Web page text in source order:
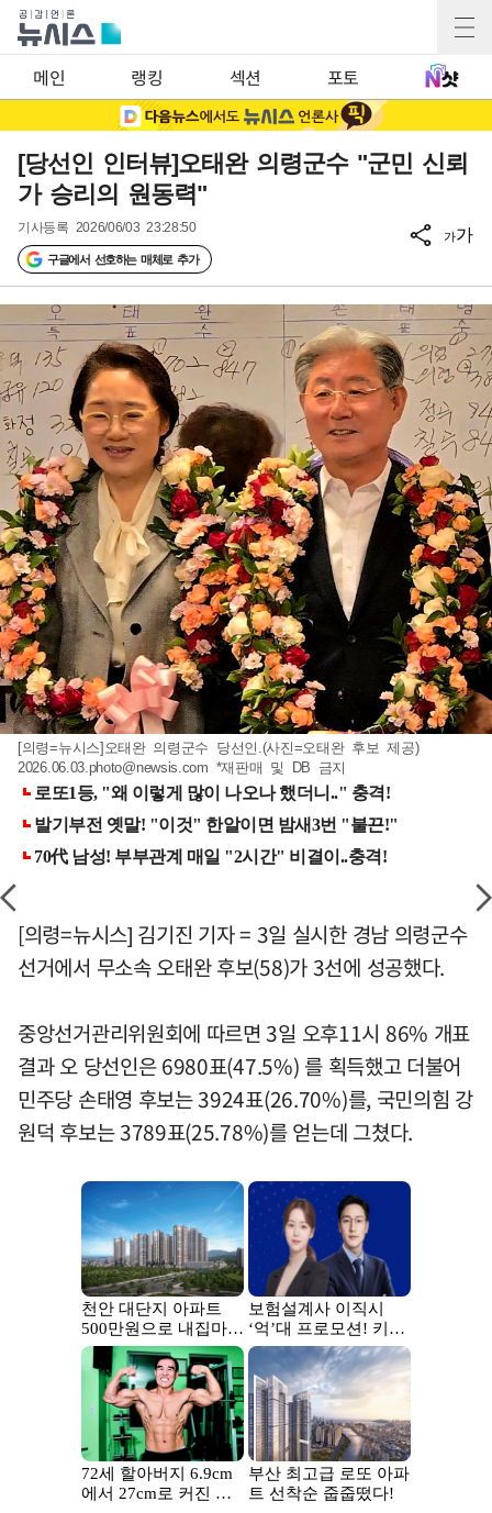
메인 랭킹 섹션 포토
[당선인 인터뷰]오태완 의령군수 "군민 신뢰
가 승리의 원동력"
기사등록 2026/06/03 23:28:50
구글에서 선호하는 매체로 추가
가가
[의령=뉴시스]오태완 의령군수 당선인.(사진=오태완 후보 제공)
2026.06.03.photo@newsis.com *재판매 및 DB 금지
[의령=뉴시스] 김기진 기자 = 3일 실시한 경남 의령군수
선거에서 무소속 오태완 후보(58)가 3선에 성공했다.
중앙선거관리위원회에 따르면 3일 오후11시 86% 개표
결과 오 당선인은 6980표(47.5%) 를 획득했고 더불어
민주당 손태영 후보는 3924표(26.70%)를, 국민의힘 강
원덕 후보는 3789표(25.78%)를 얻는데 그쳤다.